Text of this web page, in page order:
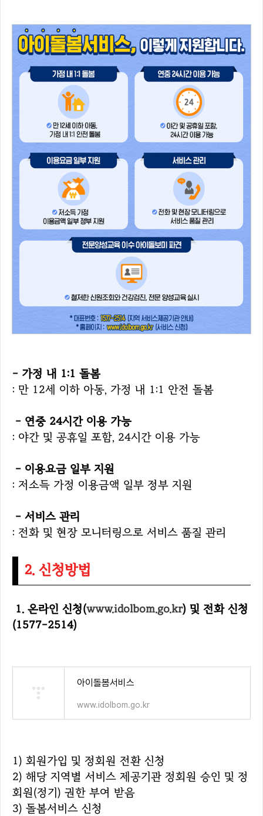
- 가정 내 1:1 돌봄
: 만 12세 이하 아동, 가정 내 1:1 안전 돌봄
- 연중 24시간 이용 가능
: 야간 및 공휴일 포함, 24시간 이용 가능
- 이용요금 일부 지원
: 저소득 가정 이용금액 일부 정부 지원
- 서비스 관리
: 전화 및 현장 모니터링으로 서비스 품질 관리
2. 신청방법
1. 온라인 신청(www.idolbom.go.kr) 및 전화 신청
(1577-2514)
아이돌봄서비스
www.idolbom.go.kr
1) 회원가입 및 정회원 전환 신청
2) 해당 지역별 서비스 제공기관 정회원 승인 및 정
회원(정기) 권한 부여 받음
3) 돌봄서비스 신청